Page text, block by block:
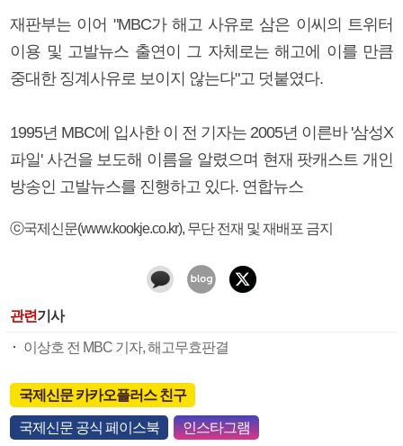
재판부는 이어 "MBC가 해고 사유로 삼은 이씨의 트위터
이용 및 고발뉴스 출연이 그 자체로는 해고에 이를 만큼
중대한 징계사유로 보이지 않는다"고 덧붙였다.
1995년 MBC에 입사한 이 전 기자는 2005년 이른바 '삼성X
파일' 사건을 보도해 이름을 알렸으며 현재 팟캐스트 개인
방송인 고발뉴스를 진행하고 있다. 연합뉴스
ⓒ국제신문(www.kookje.co.kr), 무단 전재 및 재배포 금지
관련기사
이상호 전 MBC 기자, 해고무효판결
국제신문 카카오플러스 친구
국제신문 공식 페이스북 인스타그램